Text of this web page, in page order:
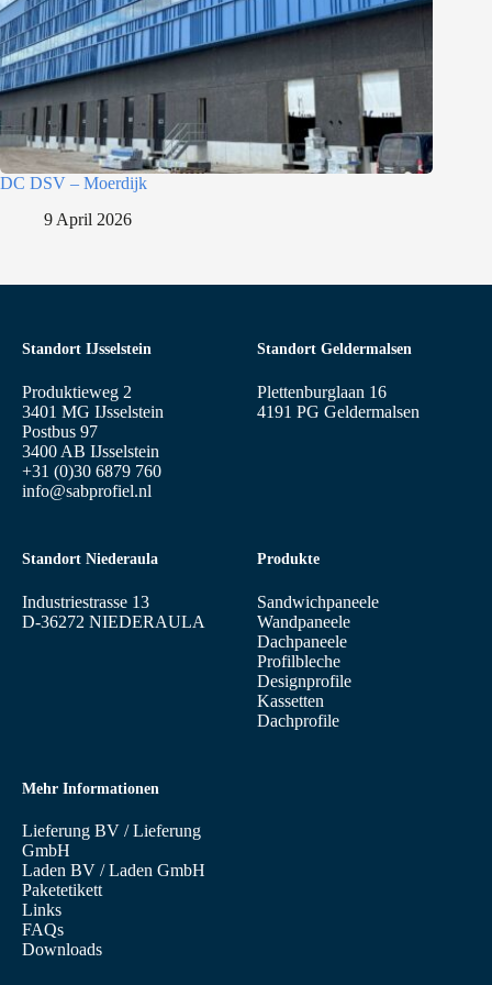
DC DSV – Moerdijk
9 April 2026
Standort IJsselstein
Produktieweg 2
3401 MG IJsselstein
Postbus 97
3400 AB IJsselstein
+31 (0)30 6879 760
info@sabprofiel.nl
Produkte
Sandwichpaneele
Wandpaneele
Dachpaneele
Profilbleche
Designprofile
Kassetten
Dachprofile
Mehr Informationen
Lieferung BV /Lieferung
GmbH
Laden BV /Laden GmbH
Paketetikett
Links
FAQs
Downloads
Standort Geldermalsen
Plettenburglaan 16
4191 PG Geldermalsen
Standort Niederaula
Industriestrasse 13
D-36272 NIEDERAULA